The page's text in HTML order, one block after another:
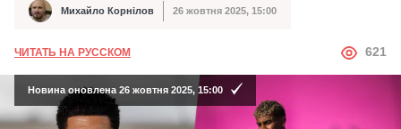
Автор Михайло Корнілов
Дата публікації 26 жовтня 2025, 15:00
ЧИТАТЬ НА РУССКОМ АВТОР
621
Новина оновлена 26 жовтня 2025, 15:00